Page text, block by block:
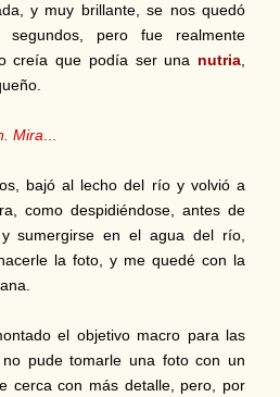
y muy brillante, se nos quedó
segundos, pero fue realmente
creía que podía ser una nutria,
Mira...
bajó al lecho del río y volvió a
como despidiéndose, antes de
sumergirse en el agua del río,
la foto, y me quedé con la
el objetivo macro para las
pude tomarle una foto con un
cerca con más detalle, pero, por